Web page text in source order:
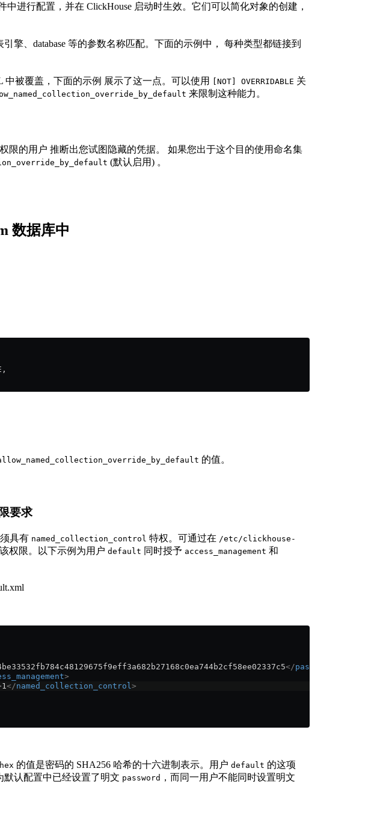
进行配置，并在 ClickHouse 启动时生效。它们可以简化对象的创建，
擎、database 等的参数名称匹配。下面的示例中， 每种类型都链接到
中被覆盖，下面的示例 展示了这一点。可以使用 [NOT] OVERRIDABLE 关
来限制这种能力。
限的用户 推断出您试图隐藏的凭据。 如果您出于这个目的使用命名集
(默认启用) 。
数据库中
的值。
要求
具有 named_collection_control 特权。可通过在 /etc/clickhouse-
权限。以下示例为用户 default 同时授予 access_management 和
</password_sha256_hex
>
1 </named_collection_control >
的值是密码的 SHA256 哈希的十六进制表示。用户 default 的这项
默认配置中已经设置了明文 password ，而同一用户不能同时设置明文